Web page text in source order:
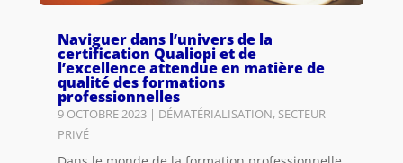
Naviguer dans l’univers de la
certification Qualiopi et de
l’excellence attendue en matière de
qualité des formations
professionnelles
9 OCTOBRE 2023| DÉMATÉRIALISATION, SECTEUR
PRIVÉ